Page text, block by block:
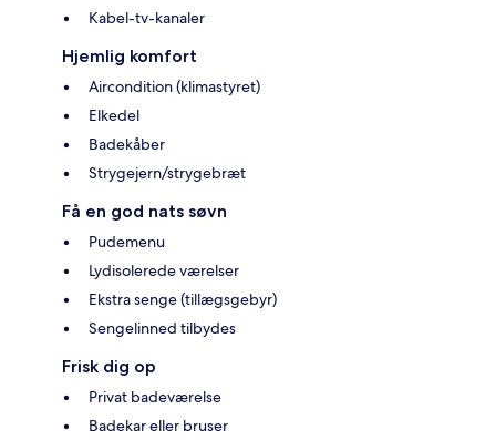
Kabel-tv-kanaler
Hjemlig komfort
Aircondition (klimastyret)
Elkedel
Badekåber
Strygejern/strygebræt
Få en god nats søvn
Pudemenu
Lydisolerede værelser
Ekstra senge (tillægsgebyr)
Sengelinned tilbydes
Frisk dig op
Privat badeværelse
Badekar eller bruser